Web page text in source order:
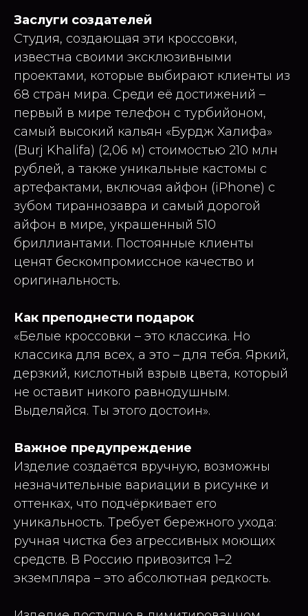
Заслуги создателей
Студия, создающая эти кроссовки,
известна своими эксклюзивными
проектами, которые выбирают клиенты из
68 стран мира. Среди её достижений –
первый в мире телефон с турбийоном,
самый высокий кальян «Бурдж Халифа»
(Burj Khalifa) (2,06 м) стоимостью 210 млн
рублей, а также уникальные кастомы с
артефактами, включая айфон (iPhone) с
зубом тираннозавра и самый дорогой
айфон в мире, украшенный 510
бриллиантами. Постоянные клиенты
ценят бескомпромиссное качество и
оригинальность.
Как преподнести подарок
«Белые кроссовки – это классика. Но
классика для всех, а это – для тебя. Яркий,
дерзкий, кислотный взрыв цвета, который
не оставит никого равнодушным.
Выделяйся. Ты этого достоин».
Важное предупреждение
Изделие создаётся вручную, возможны
незначительные вариации в рисунке и
оттенках, что подчёркивает его
уникальность. Требует бережного ухода:
ручная чистка без агрессивных моющих
средств. В Россию привозится 1–2
экземпляра – это абсолютная редкость.